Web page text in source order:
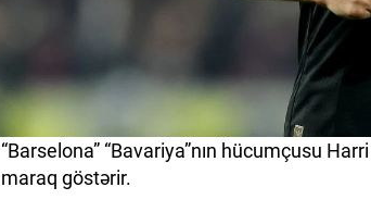
“Barselona” “Bavariya”nın hücumçusu
maraq göstərir.